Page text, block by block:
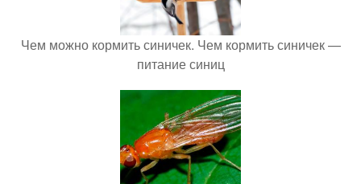
Чем можно кормить синичек. Чем кормить синичек —
питание синиц